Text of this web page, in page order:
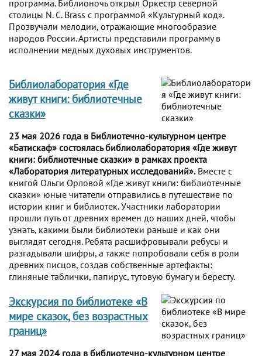
программа. Библионочь открыл Оркестр северной
столицы N. C. Brass с программой «Культурный код».
Прозвучали мелодии, отражающие многообразие
народов России. Артисты представили программу в
исполнении медных духовых инструментов.
Библиолаборатория «Где
живут книги: библиотечные
сказки»
23 мая 2026 года в Библиотечно-культурном центре
«Батискаф» состоялась библиолаборатория «Где живут
книги: библиотечные сказки» в рамках проекта
«Лаборатория литературных исследований».Вместе с
книгой Ольги Орловой «Где живут книги: библиотечные
сказки» юные читатели отправились в путешествие по
истории книг и библиотек. Участники лаборатории
прошли путь от древних времен до наших дней, чтобы
узнать, какими были библиотеки раньше и как они
выглядят сегодня. Ребята расшифровывали ребусы и
разгадывали шифры, а также попробовали себя в роли
древних писцов, создав собственные артефакты:
глиняные таблички, папирус, тутовую бумагу и бересту.
Экскурсия по библиотеке «В
мире сказок, без возрастных
границ»
27 мая 2024 года в библиотечно-культурном центре